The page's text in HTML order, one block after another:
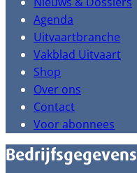
Agenda
Uitvaartbranche
Vakblad Uitvaart
Shop
Over ons
Contact
Voor abonnees
Bedrijfsgegevens